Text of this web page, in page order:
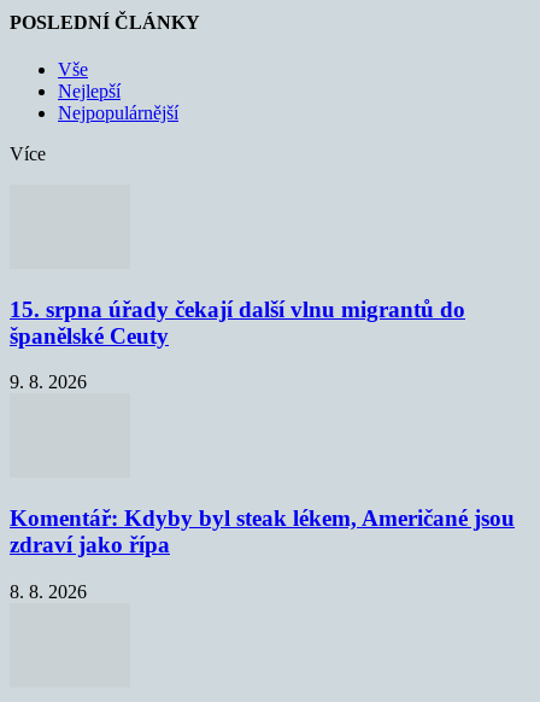
POSLEDNÍ ČLÁNKY
Vše
Nejlepší
Nejpopulárnější
Více
15. srpna úřady čekají další vlnu migrantů do
španělské Ceuty
9. 8. 2026
Komentář: Kdyby byl steak lékem, Američané jsou
zdraví jako řípa
8. 8. 2026